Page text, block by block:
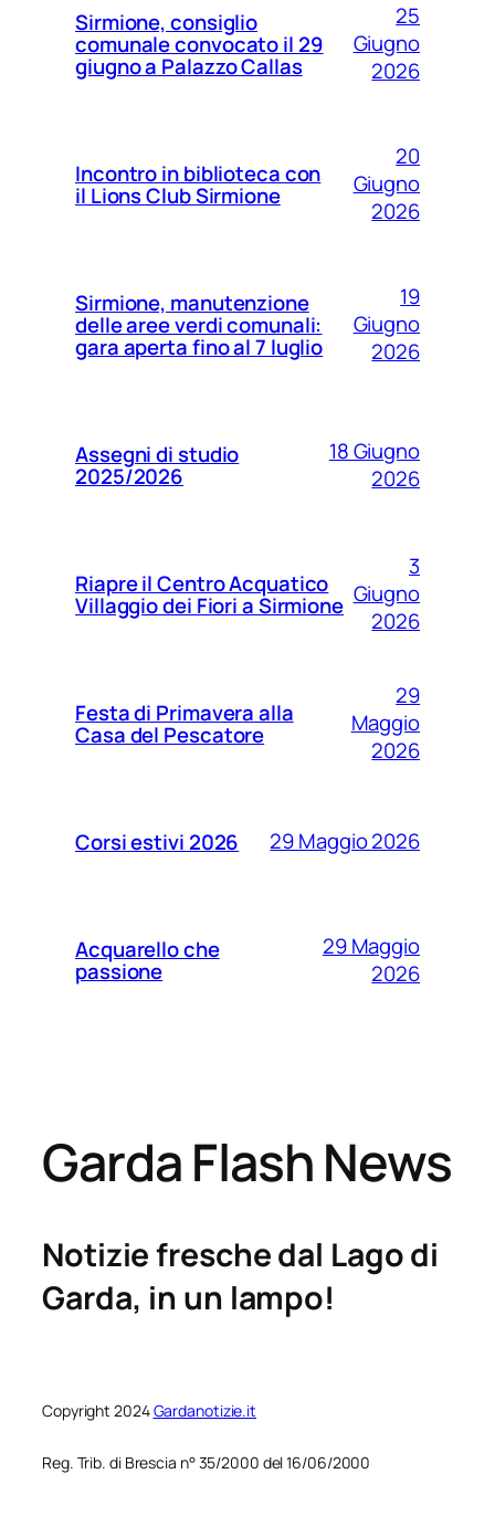
Sirmione, consiglio
comunale convocato il 29
giugno a Palazzo Callas
25
Giugno
2026
Incontro in biblioteca con
il Lions Club Sirmione
20
Giugno
2026
Sirmione, manutenzione
delle aree verdi comunali:
gara aperta fino al 7 luglio
19
Giugno
2026
Assegni di studio
2025/2026
18 Giugno
2026
Riapre il Centro Acquatico
Villaggio dei Fiori a Sirmione
3
Giugno
2026
Festa di Primavera alla
Casa del Pescatore
29
Maggio
2026
Corsi estivi 2026 29 Maggio 2026
Acquarello che
passione
29 Maggio
2026
Garda Flash News
Notizie fresche dal Lago di
Garda, in un lampo!
Copyright 2024Gardanotizie.it
Reg. Trib. di Brescia n° 35/2000 del 16/06/2000